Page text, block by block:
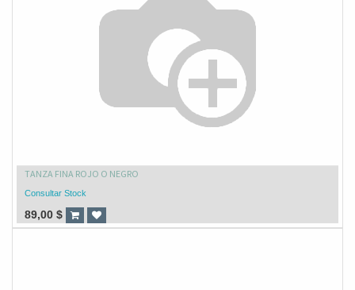
TANZA FINA ROJO O NEGRO
Consultar Stock
89,00 $